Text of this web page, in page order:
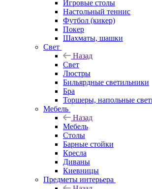
Игровые столы
Настольный теннис
Футбол (кикер)
Покер
Шахматы, шашки
Свет
Назад
Свет
Люстры
Бильярдные светильники
Бра
Торшеры, напольные
Мебель
Назад
Мебель
Столы
Барные стойки
Кресла
Диваны
Киевницы
Предметы интерьера